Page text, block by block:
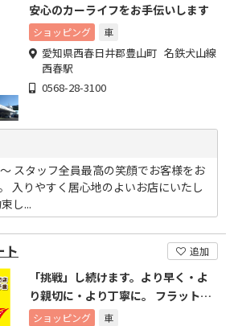
安心のカーライフをお手伝いします
ショッピング 車
愛知県西春日井郡豊山町 名鉄犬山線
西春駅
0568-28-3100
スタッフ全員最高の笑顔でお客様をお
入りやすく居心地のよいお店にいたし
し...
ト 追加
「挑戦」し続けます。より早く・よ
り親切に・より丁寧に。 フラット7
の代理店です。
ショッピング 車